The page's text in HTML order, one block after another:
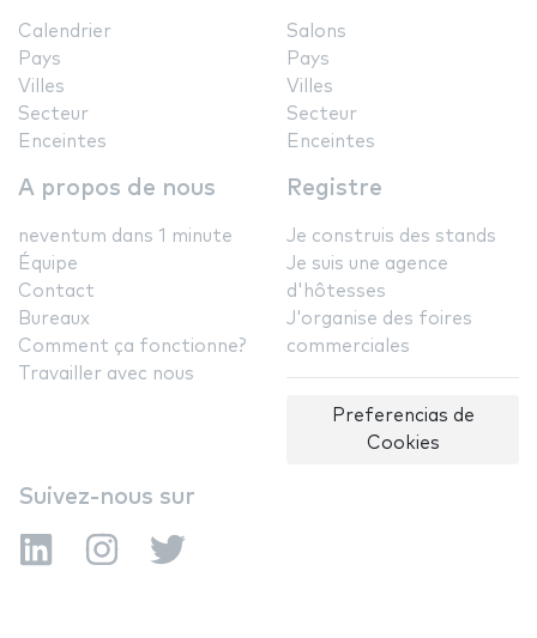
Calendrier
Pays
Villes
Secteur
Enceintes
Salons
Pays
Villes
Secteur
Enceintes
A propos de nous
neventum dans 1 minute
Équipe
Contact
Bureaux
Comment ça fonctionne?
Travailler avec nous
Registre
Je construis des stands
Je suis une agence
d'hôtesses
J'organise des foires
commerciales
Preferencias de
Cookies
Suivez-nous sur